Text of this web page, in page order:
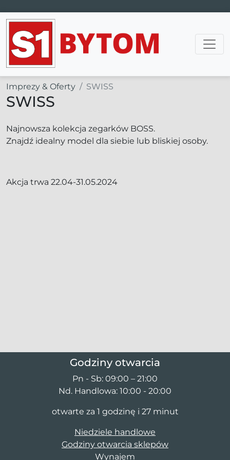
Main Navigation
Imprezy & Oferty SWISS
SWISS
Najnowsza kolekcja zegarków BOSS.
Znajdź idealny model dla siebie lub bliskiej osoby.
Akcja trwa 22.04-31.05.2024
Godziny otwarcia
Pn - Sb: 09:00 – 21:00
Nd. Handlowa: 10:00 - 20:00
otwarte za 1 godzinę i 27 minut
Niedziele handlowe
Godziny otwarcia sklepów
Wynajem